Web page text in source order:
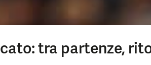
tra partenze,